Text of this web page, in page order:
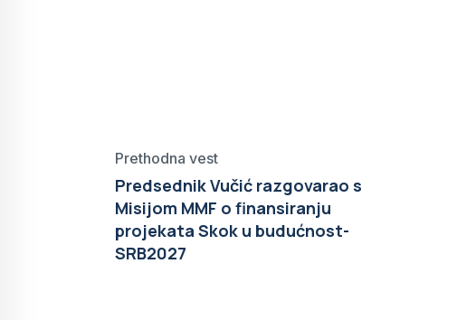
Prethodna vest
Predsednik Vučić razgovarao s
Misijom MMF o finansiranju
projekata Skok u budućnost-
SRB2027